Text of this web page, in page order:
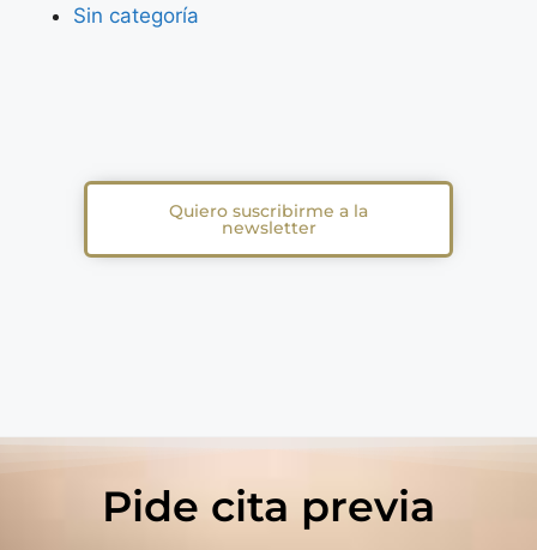
Sin categoría
Quiero suscribirme a la
newsletter
Pide cita previa